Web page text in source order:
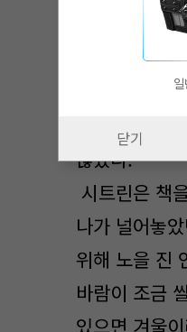
받은 적이 있
만났을 때부
보여주던 그
공포의 대상
않았다.
시트린은 책
나가 널어놓
위해 노을 진
바람이 조금
있으면 겨울
닫기